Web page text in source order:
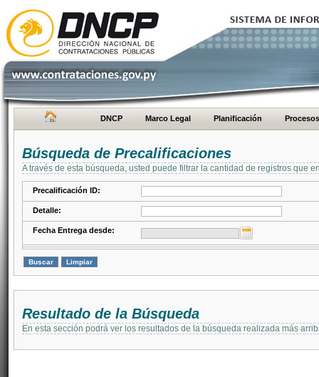
DNCP Marco Legal Planificación Procesos
Búsqueda de Precalificaciones
A través de esta búsqueda, usted puede filtrar la cantidad de registros que
Precalificación ID:
Detalle:
Fecha Entrega desde:
Resultado de la Búsqueda
En esta sección podrá ver los resultados de la búsqueda realizada más